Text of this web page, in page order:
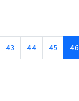
43 44 45 46